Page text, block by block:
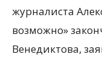
журналиста
возможно»
Венедиктова,